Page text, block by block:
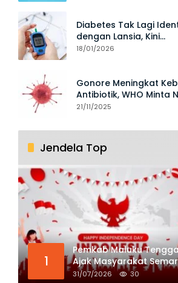
Diabetes Tak Lagi
dengan Lansia, Kini
Mengancam Generasi
18/01/2026
Gonore Meningkat
Antibiotik, WHO Minta
Perkuat Surveilans
21/11/2025
Jendela Top
1
Pemkab Maluku
Ajak Masyarakat
HUT ke-81 RI dengan
31/07/2026 30